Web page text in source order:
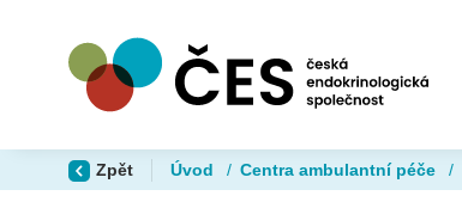
Zpět Úvod / Centra ambulantní péče /